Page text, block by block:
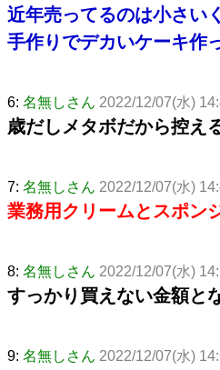
近年売ってるのは小さい
手作りでデカいケーキ作
6: 名無しさん 2022/12/07(水)
歳だしメタボだから控え
7: 名無しさん 2022/12/07(水)
業務用クリームとスポン
8: 名無しさん 2022/12/07(水)
すっかり買えない金額と
9: 名無しさん 2022/12/07(水)